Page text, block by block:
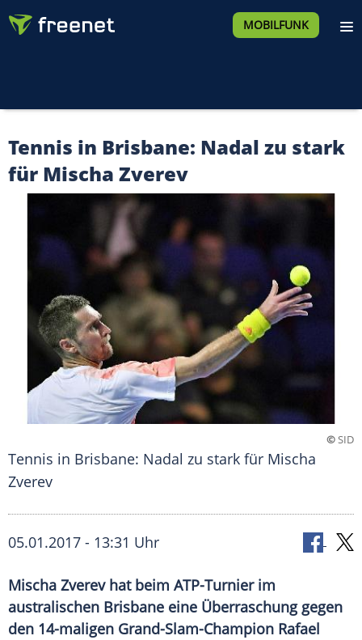
MOBILFUNK
Tennis in Brisbane: Nadal zu stark
für Mischa Zverev
©SID
Tennis in Brisbane: Nadal zu stark für Mischa
Zverev
05.01.2017 - 13:31 Uhr
Mischa Zverev hat beim ATP-Turnier im
australischen Brisbane eine Überraschung gegen
den 14-maligen Grand-Slam-Champion Rafael